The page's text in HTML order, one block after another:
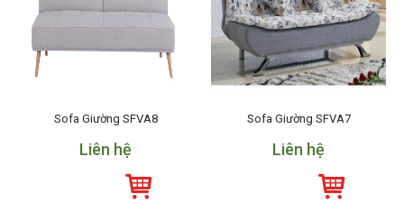
Sofa Giường SFVA8
Liên hệ
Sofa Giường SFVA7
Liên hệ